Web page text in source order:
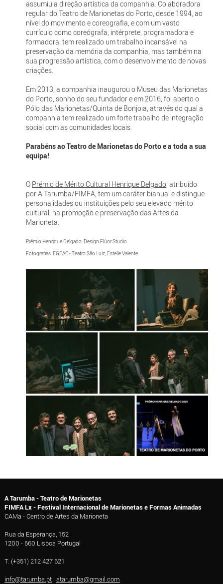
assumiu a direção artística da companhia. Colaboradora
regular do Teatro de Marionetas do Porto, desde 1994, ao
nível do movimento e coreografia, e com um vasto
currículo como coreógrafa, intérprete, programadora e
formadora, tem realizado um trabalho incansável na
preservação da memória da companhia, mas também na
sua progressão artística, com o desenvolvimento de novas
criações.
Em 2013, a companhia inaugurou o Museu das Marionetas
do Porto, sonho do seu fundador e em 2016, foi aberto o
Pólo das Marionetas/Quinta de Bonjoia, através do qual a
companhia tem realizado um forte trabalho de integração
social com as comunidades locais.
Parabéns ao Teatro de Marionetas do Porto e a toda a sua
equipa!
O Prémio de Mérito Cultural Henrique Delgado, atribuído
por A Tarumba/FIMFA, tem um caráter bianual e distingue
personalidades ou instituições pelo seu elevado mérito
cultural, na promoção e preservação das Artes da
Marioneta.
Prémio Henrique Delgado: Design Flúor Studio
Fotografias: EGEAC - Teatro São Luiz, Estelle Valente
A Tarumba - Teatro de Marionetas
FIMFA Lx - Festival Internacional de Marionetas e Formas Animadas
CAMa - Centro de Artes da Marioneta
Rua da Esperança, 152
1200 - 660 Lisboa Portugal
T. (+351) 212 427 621
info@tarumba.pt| atarumba@gmail.com